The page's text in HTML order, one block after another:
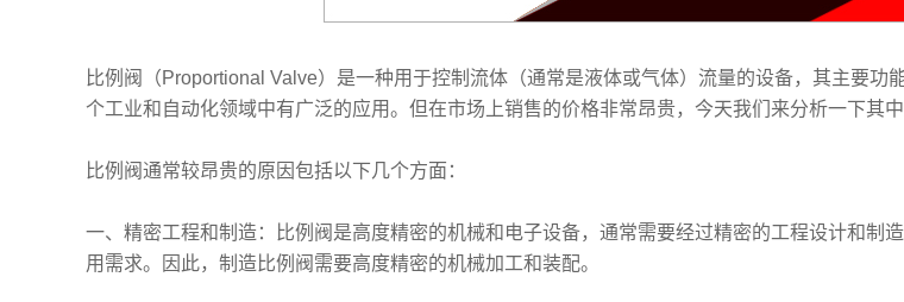
比例阀（Proportional Valve）是一种用于控制流体（通常是液体或气体）流量的设备，其主要
个工业和自动化领域中有广泛的应用。但在市场上销售的价格非常昂贵，今天我们来分析一下其中
比例阀通常较昂贵的原因包括以下几个方面：
一、精密工程和制造：比例阀是高度精密的机械和电子设备，通常需要经过精密的工程设计和制
用需求。因此，制造比例阀需要高度精密的机械加工和装配。